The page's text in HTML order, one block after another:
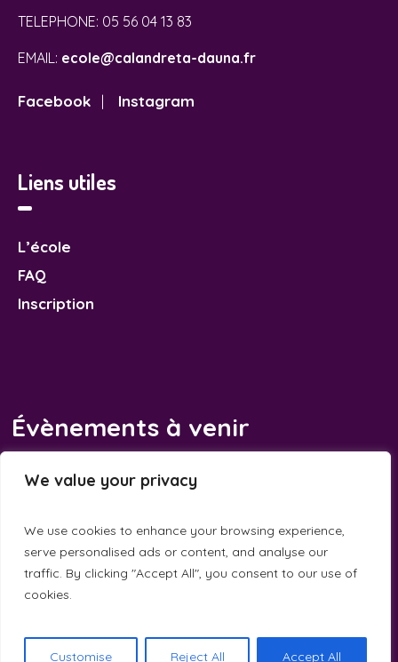
We value your privacy
We use cookies to enhance your browsing experience,
serve personalised ads or content, and analyse our
traffic. By clicking "Accept All", you consent to our use of
cookies.
Customise Reject All Accept All
TELEPHONE: 05 56 04 13 83
EMAIL: ecole@calandreta-dauna.fr
Facebook Instagram
Liens utiles
L’école
FAQ
Inscription
Évènements à venir
NoticeIl n’y a pas d’évènements à venir.
Calandreta de la Dauna © 2025 / All Rights Reserved